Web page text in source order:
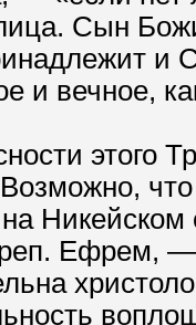
Сын
и
и вечное,
этого
Ефрем,